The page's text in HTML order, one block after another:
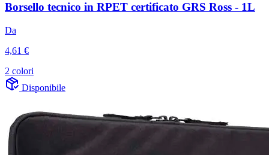
Borsello tecnico in RPET certificato GRS Ross - 1L
Da
4,61 €
2 colori
Disponibile